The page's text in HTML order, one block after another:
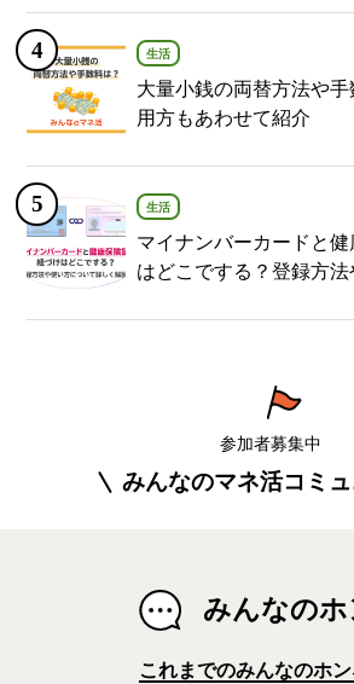
生活
大量小銭の両替方法や
用方もあわせて紹介
生活
マイナンバーカードと
はどこでする？登録方
参加者募集中
みんなのマネ活コミ
みんなのホ
これまでのみんなのホ